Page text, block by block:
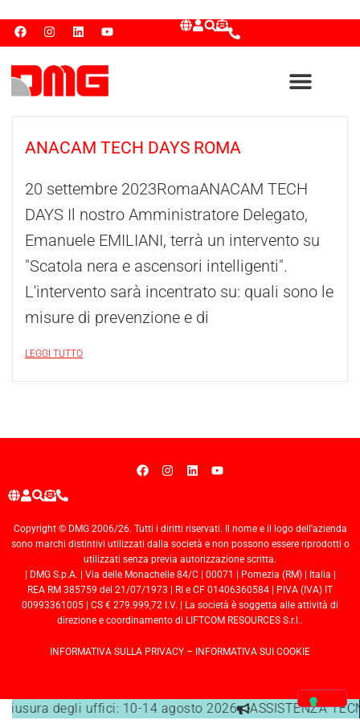
ANACAM TECH DAYS ROMA
20 settembre 2023RomaANACAM TECH
DAYS Il nostro Amministratore Delegato,
Emanuele EMILIANI, terrà un intervento su
"Scatola nera e ascensori intelligenti".
L'intervento sarà incentrato su: quali sono le
misure di prevenzione e di
LEGGI TUTTO
Copyright © DMG 2006/26. Tutti i diritti riservati. Il nome e il logo dell'azienda
sono marchi distintivi utilizzati dalla società e non possono essere riprodotti o
utilizzati senza previa autorizzazione scritta.
| DMG S.p.A. | Via delle Monachelle 84/C | 00071 | Pomezia (RM) | Italia |
REA RM 385759 del 21/07/1973 | RI e CF 01406360584 | PIVA (IVA) IT
00993361005 | CS € 279.999,72 I.V. | La società è soggetta alle attività di
direzione e coordinamento di LIFTCOM RESOURCES S.r.l..
INFORMATIVA SULLA PRIVACY – INFORMATIVA SUI COOKIE
degli uffici: 10-14 agosto 2026 ASSISTENZA